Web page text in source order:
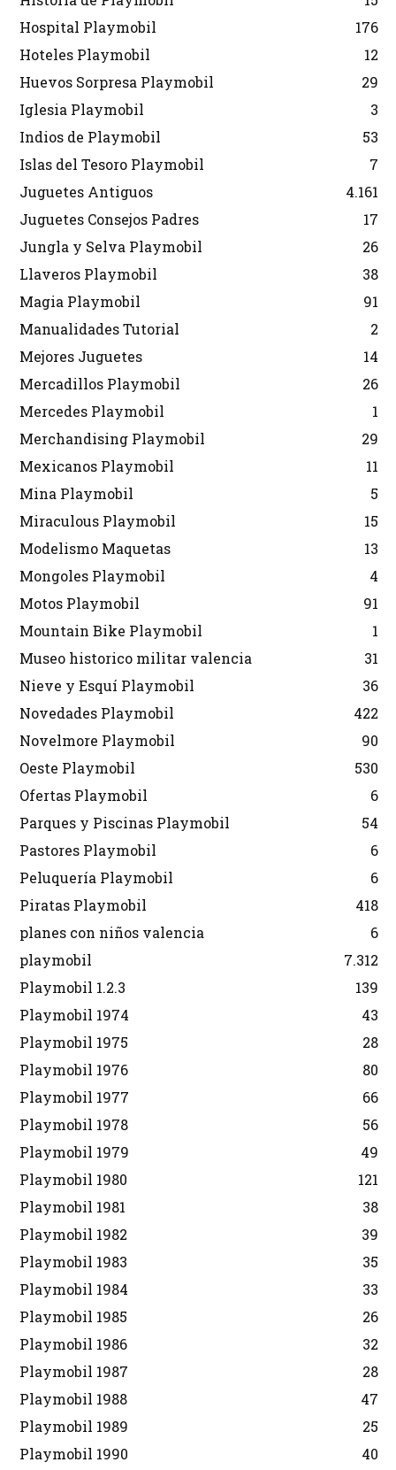
Hospital Playmobil
176
Hoteles Playmobil
12
Huevos Sorpresa Playmobil
29
Iglesia Playmobil
3
Indios de Playmobil
53
Islas del Tesoro Playmobil
7
Juguetes Antiguos
4.161
Juguetes Consejos Padres
17
Jungla y Selva Playmobil
26
Llaveros Playmobil
38
Magia Playmobil
91
Manualidades Tutorial
2
Mejores Juguetes
14
Mercadillos Playmobil
26
Mercedes Playmobil
1
Merchandising Playmobil
29
Mexicanos Playmobil
11
Mina Playmobil
5
Miraculous Playmobil
15
Modelismo Maquetas
13
Mongoles Playmobil
4
Motos Playmobil
91
Mountain Bike Playmobil
1
Museo historico militar valencia
31
Nieve y Esquí Playmobil
36
Novedades Playmobil
422
Novelmore Playmobil
90
Oeste Playmobil
530
Ofertas Playmobil
6
Parques y Piscinas Playmobil
54
Pastores Playmobil
6
Peluquería Playmobil
6
Piratas Playmobil
418
planes con niños valencia
6
playmobil
7.312
Playmobil 1.2.3
139
Playmobil 1974
43
Playmobil 1975
28
Playmobil 1976
80
Playmobil 1977
66
Playmobil 1978
56
Playmobil 1979
49
Playmobil 1980
121
Playmobil 1981
38
Playmobil 1982
39
Playmobil 1983
35
Playmobil 1984
33
Playmobil 1985
26
Playmobil 1986
32
Playmobil 1987
28
Playmobil 1988
47
Playmobil 1989
25
Playmobil 1990
40